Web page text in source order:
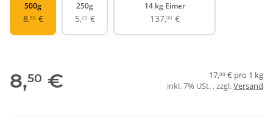
500g
500g
8,50€
250g
250g
5,20 €
14 kg Eimer
14 kg Eimer
137,00 €
8,50 € 17,00 € pro 1 kg
inkl. 7% USt. , zzgl.Versand